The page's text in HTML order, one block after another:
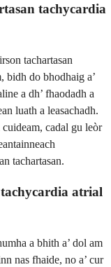
tachycardia
tachartasan
bidh do bhodhaig a’
a dh’ fhaodadh a
luath a leasachadh.
cadal gu leòr
tachartasan.
atrial
a bhith a’ dol am
nas fhaide, no a’ cur